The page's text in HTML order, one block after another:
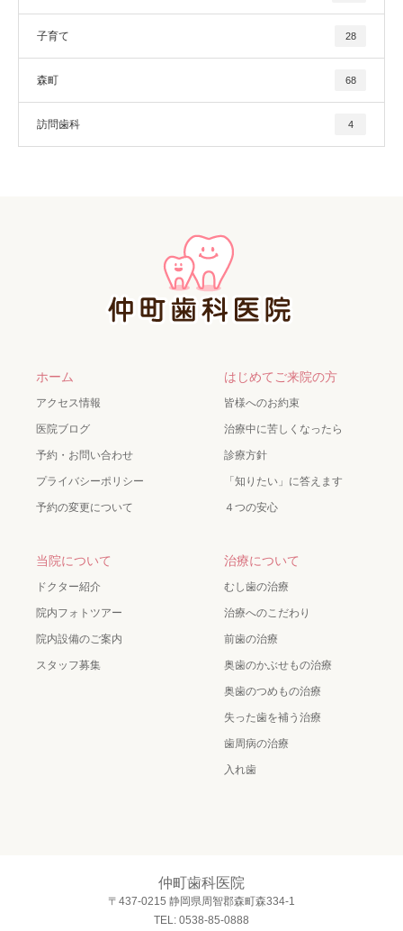
子育て 28
森町 68
訪問歯科 4
ホーム
アクセス情報
医院ブログ
予約・お問い合わせ
プライバシーポリシー
予約の変更について
はじめてご来院の方
皆様へのお約束
治療中に苦しくなったら
診療方針
「知りたい」に答えます
４つの安心
当院について
ドクター紹介
院内フォトツアー
院内設備のご案内
スタッフ募集
治療について
むし歯の治療
治療へのこだわり
前歯の治療
奥歯のかぶせもの治療
奥歯のつめもの治療
失った歯を補う治療
歯周病の治療
入れ歯
仲町歯科医院
〒437-0215 静岡県周智郡森町森334-1
TEL: 0538-85-0888